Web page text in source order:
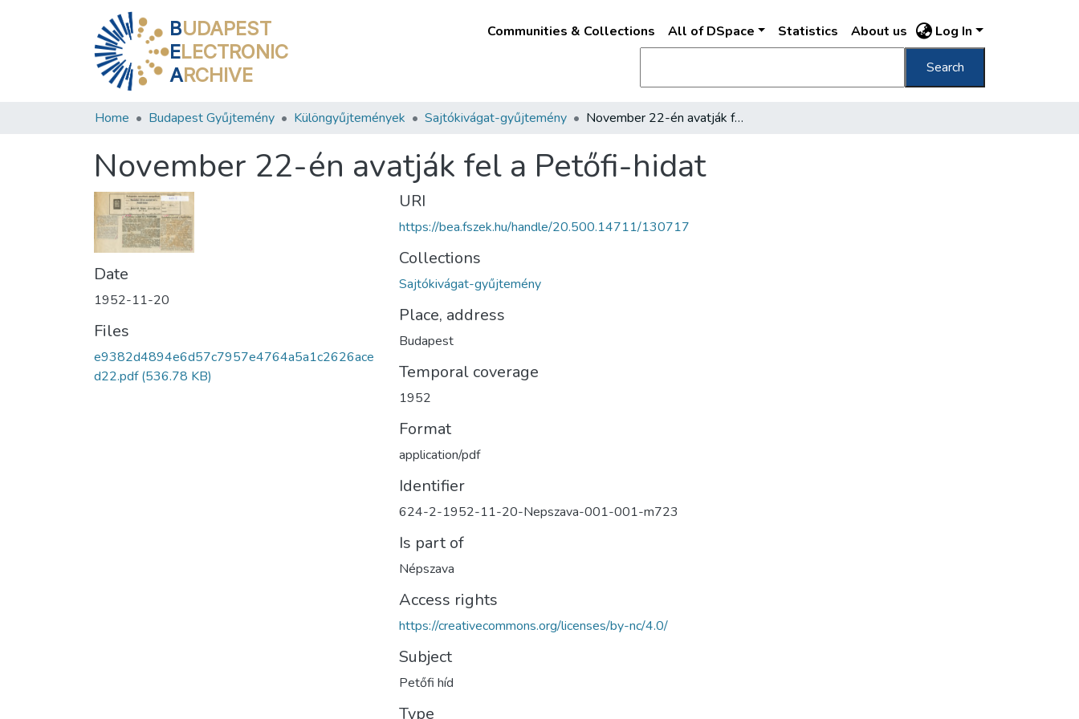
BUDAPEST
ELECTRONIC
ARCHIVE
Communities & Collections All of DSpace Statistics About us Log In
Search
Home Budapest Gyűjtemény Különgyűjtemények Sajtókivágat-gyűjtemény November 22-én avatják fel a Petőfi-hidat
November 22-én avatják fel a Petőfi-hidat
Date
1952-11-20
Files
e9382d4894e6d57c7957e4764a5a1c2626ace
d22.pdf(536.78 KB)
URI
https://bea.fszek.hu/handle/20.500.14711/130717
Collections
Sajtókivágat-gyűjtemény
Place, address
Budapest
Temporal coverage
1952
Format
application/pdf
Identifier
624-2-1952-11-20-Nepszava-001-001-m723
Is part of
Népszava
Access rights
https://creativecommons.org/licenses/by-nc/4.0/
Subject
Petőfi híd
Type